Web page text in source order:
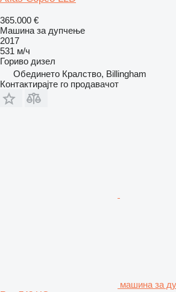
365.000 €
Машина за дупчење
2017
531 м/ч
Гориво дизел
Обединето Кралство, Billingham
Контактирајте го продавачот
машина за